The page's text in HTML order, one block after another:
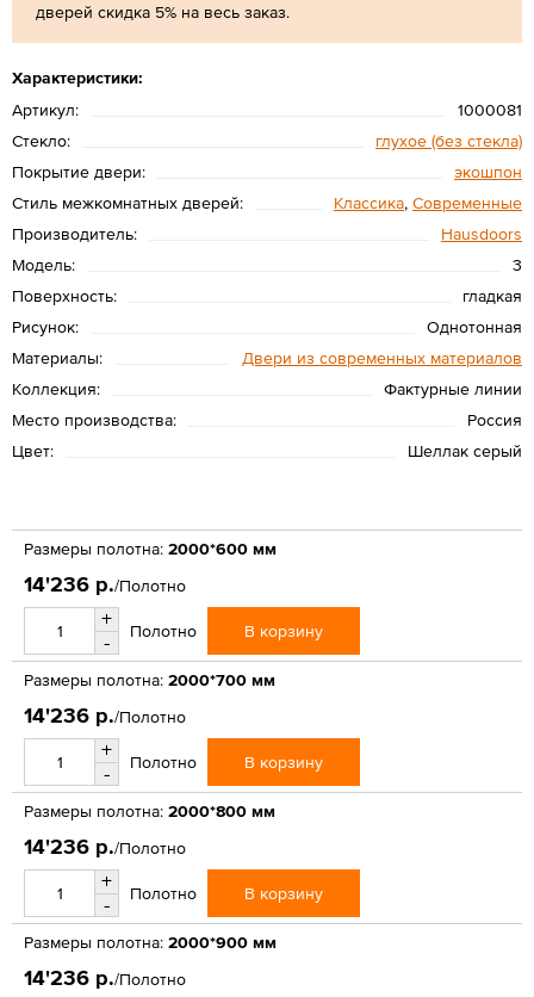
дверей скидка 5% на весь заказ.
Характеристики:
Артикул:
1000081
Стекло:
глухое (без стекла)
Покрытие двери:
экошпон
Стиль межкомнатных дверей:
Классика, Современные
Производитель:
Hausdoors
Модель:
3
Поверхность:
гладкая
Рисунок:
Однотонная
Материалы:
Двери из современных материалов
Коллекция:
Фактурные линии
Место производства:
Россия
Цвет:
Шеллак серый
Размеры полотна: 2000*600 мм
14'236 р./Полотно
+
-
Полотно В корзину
Размеры полотна: 2000*700 мм
14'236 р./Полотно
+
-
Полотно В корзину
Размеры полотна: 2000*800 мм
14'236 р./Полотно
+
-
Полотно В корзину
Размеры полотна: 2000*900 мм
14'236 р./Полотно